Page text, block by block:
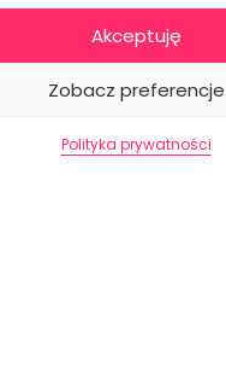
Akceptuję
Zobacz preferencje
Polityka prywatności
12, 02-238
Okęcie